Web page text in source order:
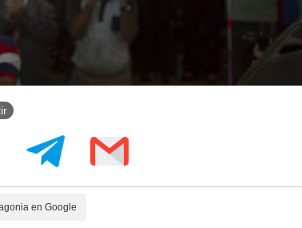
en Google